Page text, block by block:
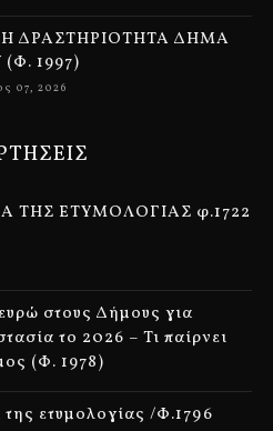
ΔΡΑΣΤΗΡΙΟΤΗΤΑ ΔΗΜΑ
1997)
07, 2026
ΤΗΣ ΕΤΥΜΟΛΟΓΙΑΣ φ.1722
στους Δήμους για
το 2026 – Τι παίρνει
(Φ. 1978)
ετυμολογίας /Φ.1796